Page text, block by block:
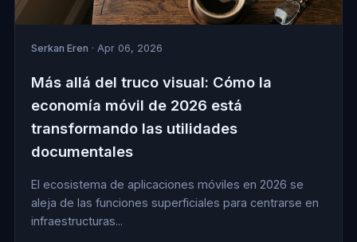
Serkan Eren · Apr 06, 2026
Más allá del truco visual: Cómo la
economía móvil de 2026 está
transformando las utilidades
documentales
El ecosistema de aplicaciones móviles en 2026 se
aleja de las funciones superficiales para centrarse en
infraestructuras...